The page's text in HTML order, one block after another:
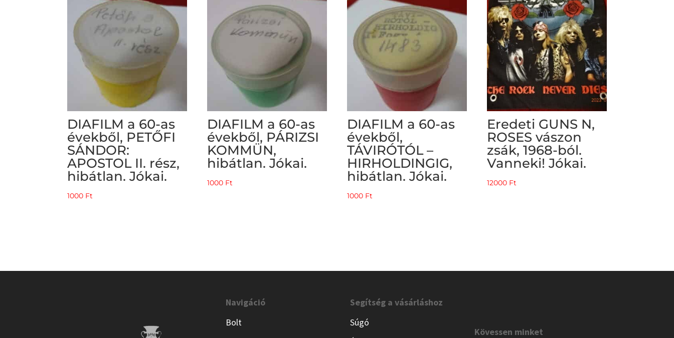
DIAFILM a 60-as
évekből, PETŐFI
SÁNDOR:
APOSTOL II. rész,
hibátlan. Jókai.
1000 Ft
DIAFILM a 60-as
évekből, PÁRIZSI
KOMMÜN,
hibátlan. Jókai.
1000 Ft
DIAFILM a 60-as
évekből,
TÁVIRÓTÓL –
HIRHOLDINGIG,
hibátlan. Jókai.
1000 Ft
Eredeti GUNS N,
ROSES vászon
zsák, 1968-ból.
Vanneki! Jókai.
12000 Ft
Navigáció
Bolt
Segítség a vásárláshoz
Súgó
Kövessen minket